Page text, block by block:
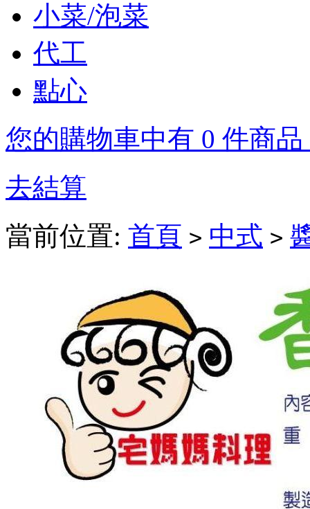
小菜/泡菜
代工
點心
您的購物車中有 0 件商
去結算
當前位置: 首頁 > 中式 >